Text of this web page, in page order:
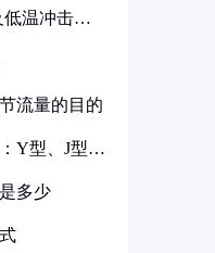
低温冲击要
流量的目的
Y型、J型、
多少